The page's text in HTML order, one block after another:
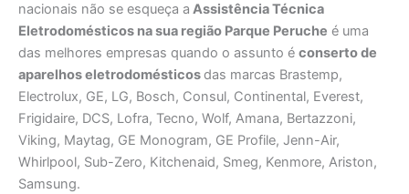
nacionais não se esqueça a Assistência Técnica
Eletrodomésticos na sua região Parque Peruche é uma
das melhores empresas quando o assunto é conserto de
aparelhos eletrodomésticosdas marcas Brastemp,
Electrolux, GE, LG, Bosch, Consul, Continental, Everest,
Frigidaire, DCS, Lofra, Tecno, Wolf, Amana, Bertazzoni,
Viking, Maytag, GE Monogram, GE Profile, Jenn-Air,
Whirlpool, Sub-Zero, Kitchenaid, Smeg, Kenmore, Ariston,
Samsung.